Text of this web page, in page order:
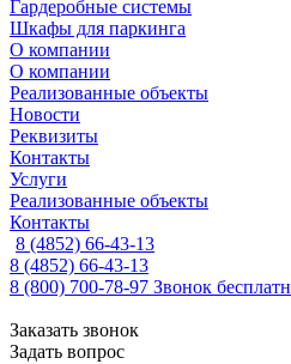
Гардеробные системы
Шкафы для паркинга
О компании
О компании
Реализованные объекты
Новости
Реквизиты
Контакты
Услуги
Реализованные объекты
Контакты
8 (4852) 66-43-13
8 (4852) 66-43-13
8 (800) 700-78-97 Звонок
Заказать звонок
Задать вопрос